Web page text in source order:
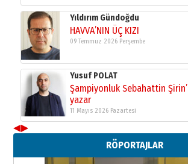
Neşat YALÇIN
Paranın Aile Kültüründeki Yeri
03 Ağustos 2026 Pazartesi
Yıldırım Gündoğdu
HAVVA’NIN ÜÇ KIZI
09 Temmuz 2026 Perşembe
Şampiyonluk Sebahattin Şirin’e
yazar
◀▶
RÖPORTAJLAR